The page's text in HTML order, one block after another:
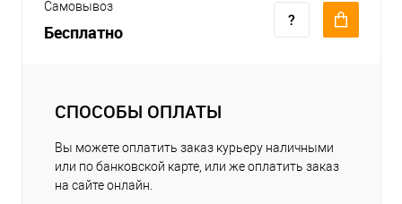
Самовывоз
Бесплатно
СПОСОБЫ ОПЛАТЫ
Вы можете оплатить заказ курьеру наличными
или по банковской карте, или же оплатить заказ
на сайте онлайн.